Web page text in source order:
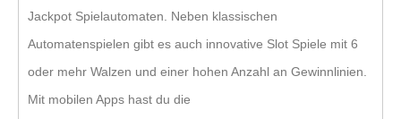
Jackpot Spielautomaten. Neben klassischen
Automatenspielen gibt es auch innovative Slot Spiele mit 6
oder mehr Walzen und einer hohen Anzahl an Gewinnlinien.
Mit mobilen Apps hast du die